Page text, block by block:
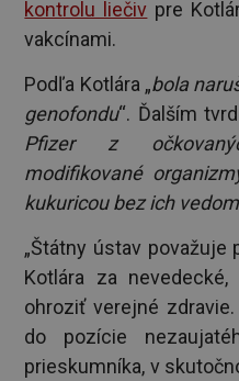
kontrolu liečiv pre
vakcínami.
Podľa Kotlára „bola
genofondu“. Ďalším
Pfizer z
modifikované
kukuricou bez ich
„Štátny ústav považuje
Kotlára za
ohroziť verejné
do pozície
prieskumníka, v